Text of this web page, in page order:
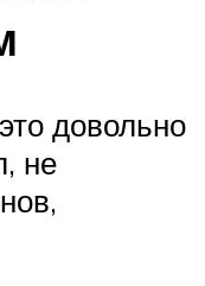
довольно
не